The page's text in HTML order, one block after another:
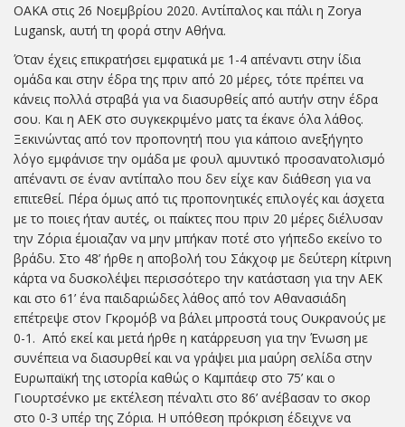
ΟΑΚΑ στις 26 Νοεμβρίου 2020. Αντίπαλος και πάλι η Zorya
Lugansk, αυτή τη φορά στην Αθήνα.
Όταν έχεις επικρατήσει εμφατικά με 1-4 απέναντι στην ίδια
ομάδα και στην έδρα της πριν από 20 μέρες, τότε πρέπει να
κάνεις πολλά στραβά για να διασυρθείς από αυτήν στην έδρα
σου. Και η ΑΕΚ στο συγκεκριμένο ματς τα έκανε όλα λάθος.
Ξεκινώντας από τον προπονητή που για κάποιο ανεξήγητο
λόγο εμφάνισε την ομάδα με φουλ αμυντικό προσανατολισμό
απέναντι σε έναν αντίπαλο που δεν είχε καν διάθεση για να
επιτεθεί. Πέρα όμως από τις προπονητικές επιλογές και άσχετα
με το ποιες ήταν αυτές, οι παίκτες που πριν 20 μέρες διέλυσαν
την Ζόρια έμοιαζαν να μην μπήκαν ποτέ στο γήπεδο εκείνο το
βράδυ. Στο 48’ ήρθε η αποβολή του Σάκχοφ με δεύτερη κίτρινη
κάρτα να δυσκολέψει περισσότερο την κατάσταση για την ΑΕΚ
και στο 61’ ένα παιδαριώδες λάθος από τον Αθανασιάδη
επέτρεψε στον Γκρομόβ να βάλει μπροστά τους Ουκρανούς με
0-1. Από εκεί και μετά ήρθε η κατάρρευση για την Ένωση με
συνέπεια να διασυρθεί και να γράψει μια μαύρη σελίδα στην
Ευρωπαϊκή της ιστορία καθώς ο Καμπάεφ στο 75’ και ο
Γιουρτσένκο με εκτέλεση πέναλτι στο 86’ ανέβασαν το σκορ
στο 0-3 υπέρ της Ζόρια. Η υπόθεση πρόκριση έδειχνε να